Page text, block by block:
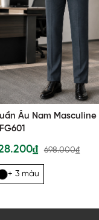
Âu Nam
698.000₫
+ 3 màu